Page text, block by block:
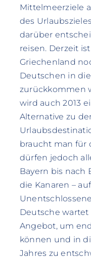
Mittelmeerziele
des
darüber
reisen. Derzeit
Griechenland
Deutschen in
zurückkommen
wird auch 2013
Alternative zu
braucht man für
dürfen jedoch
Bayern bis nach
die Kanaren –
Deutsche
Angebot, um
können und in
Jahres zu